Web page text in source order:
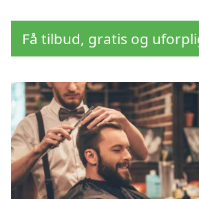
Få tilbud, gratis og